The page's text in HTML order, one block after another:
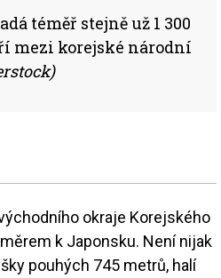
téměř stejně už 1 300
mezi korejské národní
okraje Korejského
k Japonsku. Není nijak
pouhých 745 metrů, halí